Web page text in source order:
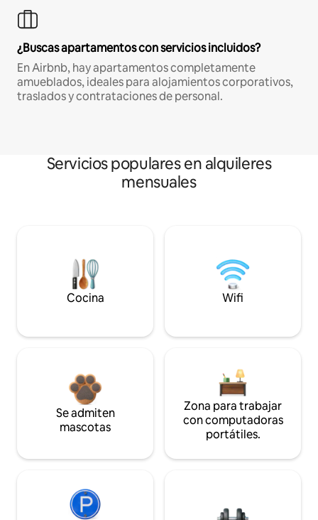
¿Buscas apartamentos con servicios incluidos?
En Airbnb, hay apartamentos completamente
amueblados, ideales para alojamientos corporativos,
traslados y contrataciones de personal.
Servicios populares en alquileres
mensuales
Cocina Wifi
Se admiten
mascotas
Zona para trabajar
con computadoras
portátiles.